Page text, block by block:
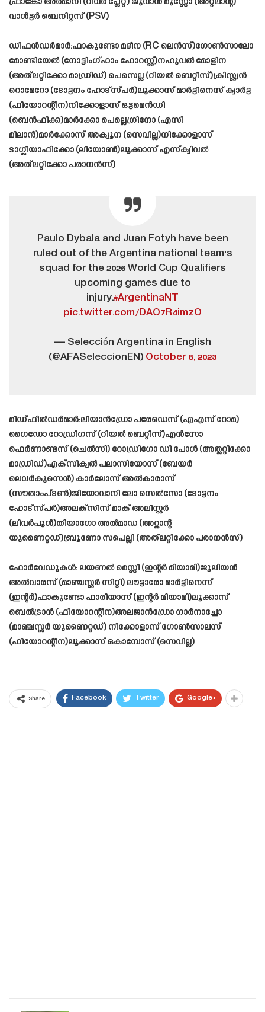
വാൾട്ടർ ബെനിറ്റസ് (PSV)
ഡിഫൻഡർമാർ:ഫാകുണ്ടോ മദീന (RC ലെൻസ്)ഗോൺസാലോ
മോണ്ടിയേൽ (നോട്ടിംഗ്ഹാം ഫോറസ്റ്റ്)നഹുവൽ മോളിന
(അത്‌ലറ്റിക്കോ മാഡ്രിഡ്) പെസെല്ല (റിയൽ ബെറ്റിസ്)ക്രിസ്റ്റ്യൻ
റൊമേറോ (ടോട്ടനം ഹോട്സ്പർ)ലൂക്കാസ് മാർട്ടിനെസ് ക്വാർട്ട
(ഫിയോറന്റീന)നിക്കോളാസ് ഒട്ടമെൻഡി
(ബെൻഫിക്ക)മാർക്കോ പെല്ലെഗ്രിനോ (എസി
മിലാൻ)മാർക്കോസ് അക്യൂന (സെവില്ല)നിക്കോളാസ്
ടാഗ്ലിയാഫിക്കോ (ലിയോൺ)ലൂക്കാസ് എസ്ക്വിവൽ
(അത്‌ലറ്റിക്കോ പരാനൻസ്)
Paulo Dybala and Juan Fotyh have been
ruled out of the Argentina national team's
squad for the 2026 World Cup Qualifiers
upcoming games due to
injury.#ArgentinaNT
pic.twitter.com/DAO7R4imzO
— Selección Argentina in English
(@AFASeleccionEN) October 8, 2023
മിഡ്ഫീൽഡർമാർ:ലിയാൻഡ്രോ പരേഡെസ് (എഎസ് റോമ)
ഗൈഡോ റോഡ്രിഗസ് (റിയൽ ബെറ്റിസ്)എൻസോ
ഫെർണാണ്ടസ് (ചെൽസി) റോഡ്രിഗോ ഡി പോൾ (അത്ലറ്റിക്കോ
മാഡ്രിഡ്)എക്‌സിക്വൽ പലാസിയോസ് (ബേയർ
ലെവർകുസെൻ) കാർലോസ് അൽകാരാസ്
(സൗതാംപ്ടൺ)ജിയോവാനി ലോ സെൽസോ (ടോട്ടനം
ഹോട്സ്പർ)അലക്സിസ് മാക് അലിസ്റ്റർ
(ലിവർപൂൾ)തിയാഗോ അൽമാഡ (അറ്റ്ലാന്റ
യുണൈറ്റഡ്)ബ്രൂണോ സപെല്ലി (അത്‌ലറ്റിക്കോ പരാനൻസ്)
ഫോർവേഡുകൾ: ലയണൽ മെസ്സി (ഇന്റർ മിയാമി)ജൂലിയൻ
അൽവാരസ് (മാഞ്ചസ്റ്റർ സിറ്റി) ലൗട്ടാരോ മാർട്ടിനെസ്
(ഇന്റർ)ഫാകുണ്ടോ ഫാരിയാസ് (ഇന്റർ മിയാമി)ലൂക്കാസ്
ബെൽട്രാൻ (ഫിയോറന്റീന)അലജാൻഡ്രോ ഗാർനാച്ചോ
(മാഞ്ചസ്റ്റർ യുണൈറ്റഡ്) നിക്കോളാസ് ഗോൺസാലസ്
(ഫിയോറന്റീന)ലൂക്കാസ് ഒകാമ്പോസ് (സെവില്ല)
Share Facebook Twitter Google+